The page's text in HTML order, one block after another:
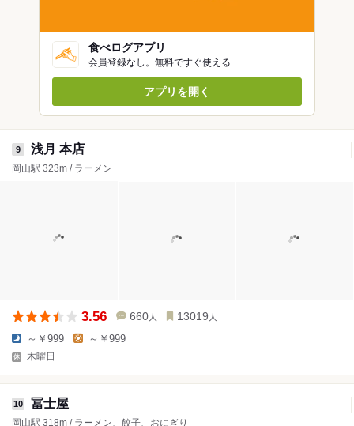
食べログアプリ
会員登録なし。無料ですぐ使える
アプリを開く
9 浅月 本店
岡山駅 323m / ラーメン
3.56 660 人 13019 人
～￥999 ～￥999
木曜日
10 冨士屋
岡山駅 318m / ラーメン、餃子、おにぎり